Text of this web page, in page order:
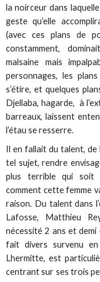
la noirceur dans
geste qu’elle
(avec ces plans de
constamment,
malsaine mais
personnages, les
s’étire, et quelques
Djellaba, hagarde, à
barreaux, laissent
l’étau se resserre.
Il en fallait du talent, de
tel sujet, rendre
plus terrible qui soit
comment cette femme
raison. Du talent dans
Lafosse, Matthieu
nécessité 2 ans et
fait divers survenu en
Lhermitte, est
centrant sur ses trois